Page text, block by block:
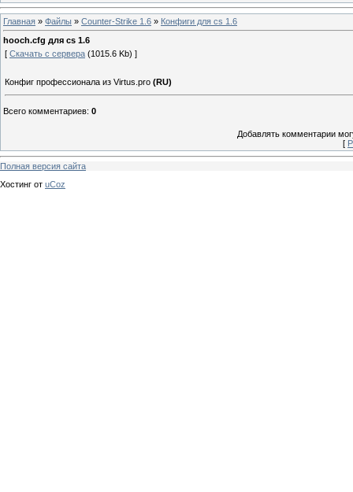
Главная » Файлы » Counter-Strike 1.6 » Конфиги для cs 1.6
hooch.cfg для cs 1.6
[ Скачать с сервера (1015.6 Kb) ]
Конфиг профессионала из Virtus.pro (RU)
Всего комментариев: 0
Добавлять комментарии
[
Полная версия сайта
Хостинг от uCoz